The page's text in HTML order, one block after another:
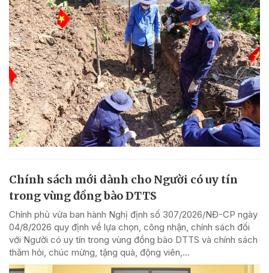
Chính sách mới dành cho Người có uy tín
trong vùng đồng bào DTTS
Chính phủ vừa ban hành Nghị định số 307/2026/NĐ-CP ngày
04/8/2026 quy định về lựa chọn, công nhận, chính sách đối
với Người có uy tín trong vùng đồng bào DTTS và chính sách
thăm hỏi, chúc mừng, tặng quà, động viên,...